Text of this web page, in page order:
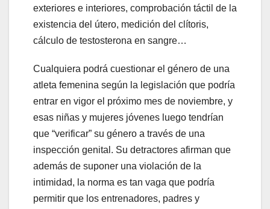
exteriores e interiores, comprobación táctil de la
existencia del útero, medición del clítoris,
cálculo de testosterona en sangre…
Cualquiera podrá cuestionar el género de una
atleta femenina según la legislación que podría
entrar en vigor el próximo mes de noviembre, y
esas niñas y mujeres jóvenes luego tendrían
que “verificar” su género a través de una
inspección genital. Su detractores afirman que
además de suponer una violación de la
intimidad, la norma es tan vaga que podría
permitir que los entrenadores, padres y